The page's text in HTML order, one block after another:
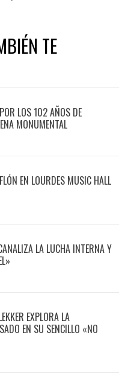
TE
LOS 102 AÑOS DE
MONUMENTAL
EN LOURDES MUSIC HALL
LA LUCHA INTERNA Y
EXPLORA LA
EN SU SENCILLO «NO